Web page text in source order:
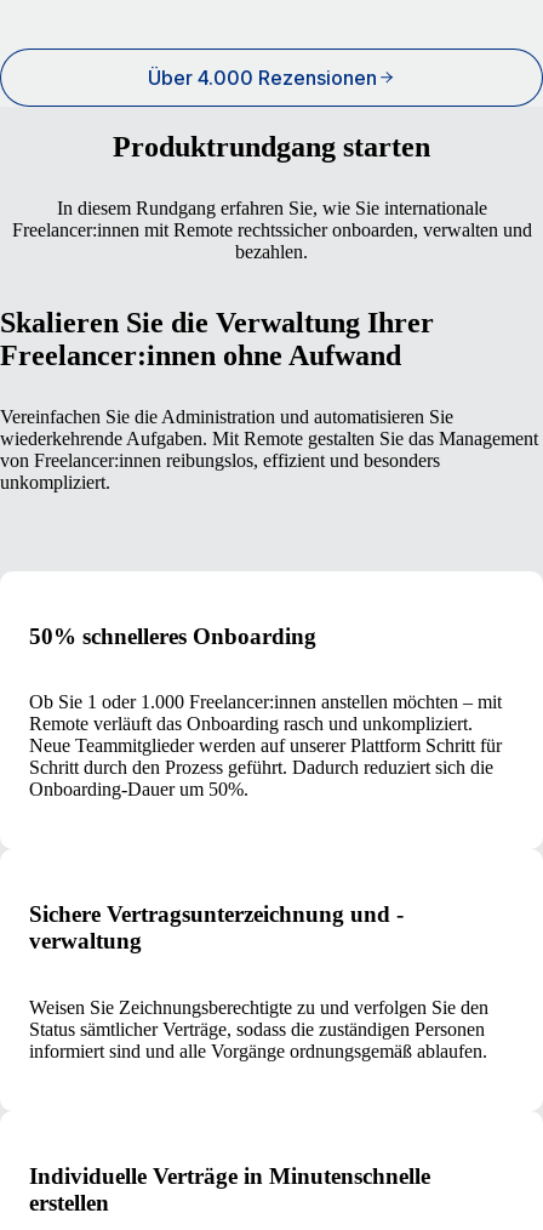
Über 4.000 Rezensionen
Produktrundgang starten
In diesem Rundgang erfahren Sie, wie Sie internationale
Freelancer:innen mit Remote rechtssicher onboarden, verwalten und
bezahlen.
Skalieren Sie die Verwaltung Ihrer
Freelancer:innen ohne Aufwand
Vereinfachen Sie die Administration und automatisieren Sie
wiederkehrende Aufgaben. Mit Remote gestalten Sie das Management
von Freelancer:innen reibungslos, effizient und besonders
unkompliziert.
50% schnelleres Onboarding
Ob Sie 1 oder 1.000 Freelancer:innen anstellen möchten – mit
Remote verläuft das Onboarding rasch und unkompliziert.
Neue Teammitglieder werden auf unserer Plattform Schritt für
Schritt durch den Prozess geführt. Dadurch reduziert sich die
Onboarding-Dauer um 50%.
Sichere Vertragsunterzeichnung und -
verwaltung
Weisen Sie Zeichnungsberechtigte zu und verfolgen Sie den
Status sämtlicher Verträge, sodass die zuständigen Personen
informiert sind und alle Vorgänge ordnungsgemäß ablaufen.
Individuelle Verträge in Minutenschnelle
erstellen